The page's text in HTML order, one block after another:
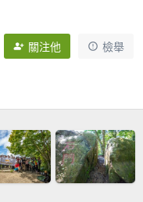
關注他 檢舉